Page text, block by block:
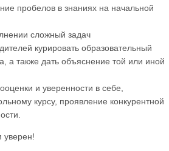
пробелов в знаниях на начальной
сложный задач
курировать образовательный
а также дать объяснение той или иной
и уверенности в себе,
курсу, проявление конкурентной
уверен!